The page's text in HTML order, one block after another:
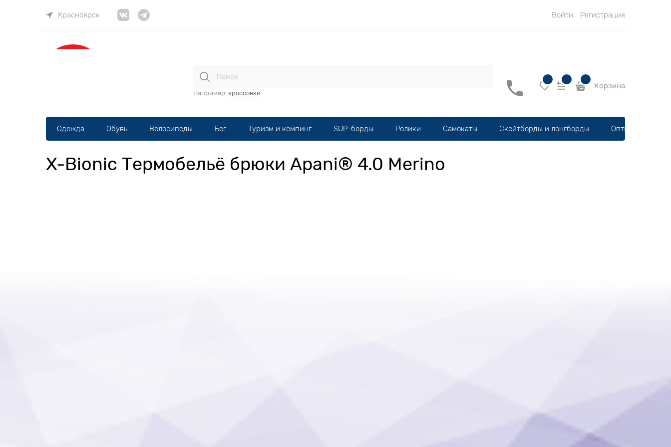
Красноярск Войти Регистрация
Например: кроссовки
Корзина
Одежда Обувь Велосипеды Бег Туризм и кемпинг SUP-борды Ролики Самокаты Скейтборды и лонгборды Оптика, шлемы
X-Bionic Термобельё брюки Apani® 4.0 Merino